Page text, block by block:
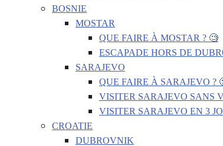
BOSNIE
MOSTAR
QUE FAIRE À MOSTAR ? 🧐
ESCAPADE HORS DE
SARAJEVO
QUE FAIRE À SARAJEVO ?
VISITER SARAJEVO SANS
VISITER SARAJEVO EN 3
CROATIE
DUBROVNIK